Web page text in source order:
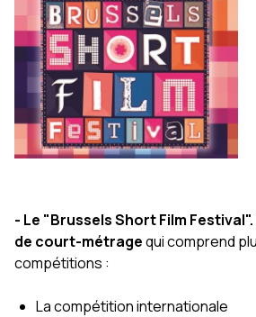
- Le "Brussels Short Film Festival".
de court-métragequi comprend
compétitions :
La compétition internationale